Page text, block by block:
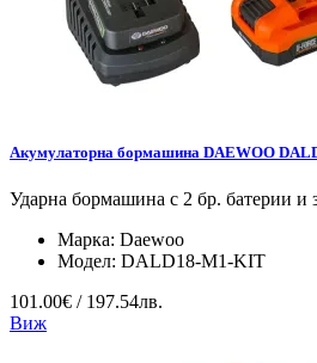
Акумулаторна бормашина DAEWOO
Ударна бормашина с 2 бр. батерии и
Марка: Daewoo
Модел: DALD18-M1-KIT
101.00€ / 197.54лв.
Виж